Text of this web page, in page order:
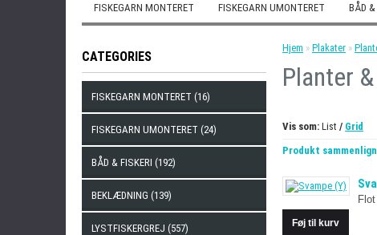
FISKEGARN MONTERET FISKEGARN UMONTERET BÅD &
CATEGORIES
FISKEGARN MONTERET (16)
FISKEGARN UMONTERET (24)
BÅD & FISKERI (192)
BEKLÆDNING (139)
LYSTFISKERGREJ (557)
Hjem » Plakater »
Planter
Vis som: List / Grid
Produkt